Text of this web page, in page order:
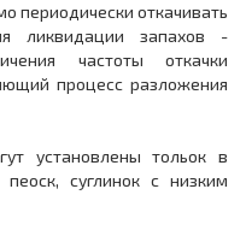
периодически откачивать
ликвидации запахов -
частоты откачки
процесс разложения
установлены тольок в
суглинок с низким